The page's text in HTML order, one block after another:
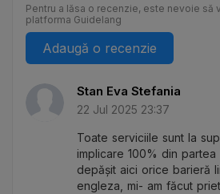
Pentru a lăsa o recenzie, este nevoie să
platforma Guidelang
Adaugă o recenzie
Stan Eva Stefania
22 Jul 2025 23:37
Toate serviciile sunt la
implicare 100% din partea
depășit aici orice barieră
engleza, mi- am făcut